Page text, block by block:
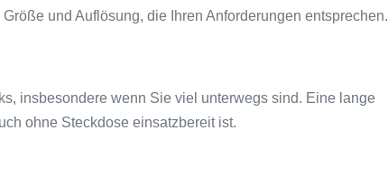
und Auflösung, die Ihren Anforderungen entsprechen.
insbesondere wenn Sie viel unterwegs sind. Eine lange
ohne Steckdose einsatzbereit ist.